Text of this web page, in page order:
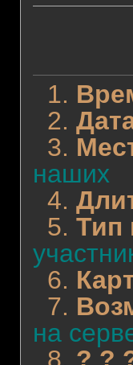
1.
2.
3.
наших
4.
5. Тип
6.
7.
на
8. ? ?